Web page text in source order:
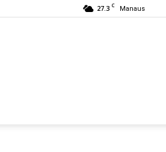
27.3 C Manaus